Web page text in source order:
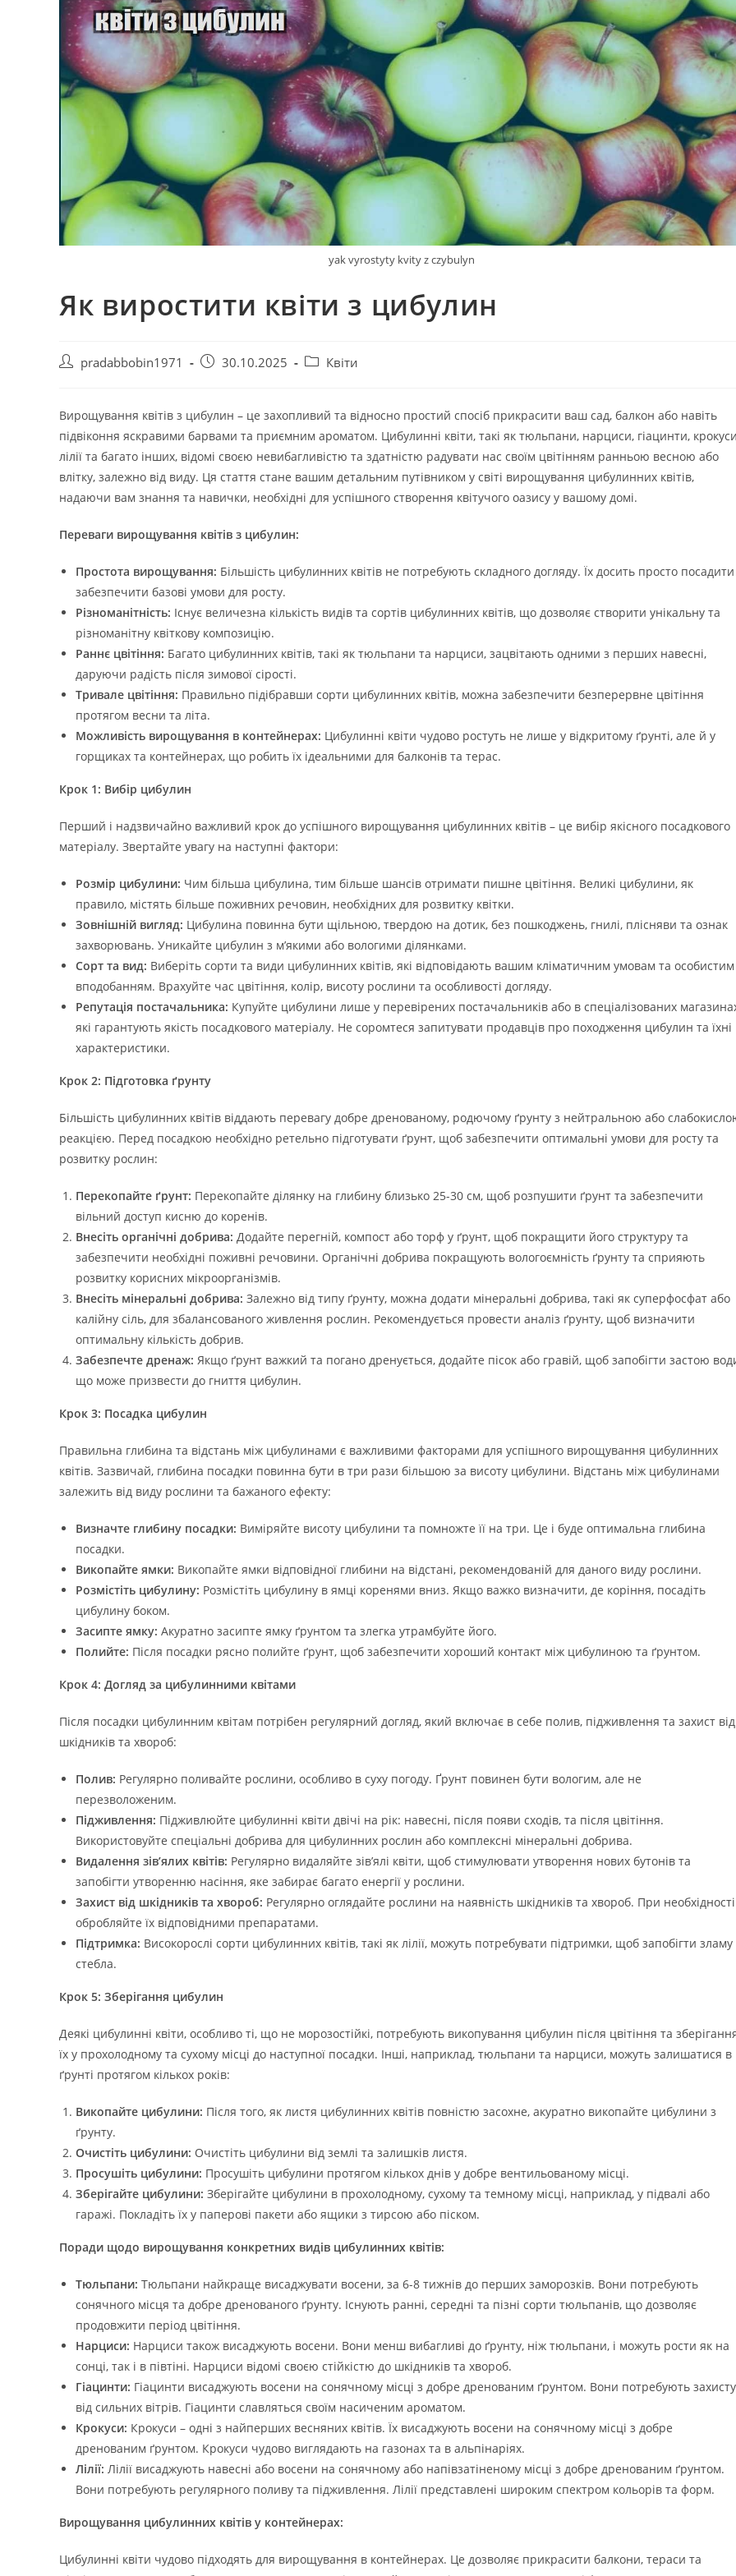
yak vyrostyty kvity z czybulyn
Як виростити квіти з цибулин
Авторpradabbobin1971
Запис30.10.2025
Категорія
Квіти
Вирощування квітів з цибулин – це захопливий та відносно простий спосіб прикрасити ваш сад, балкон або навіть
підвіконня яскравими барвами та приємним ароматом. Цибулинні квіти, такі як тюльпани, нарциси, гіацинти,
лілії та багато інших, відомі своєю невибагливістю та здатністю радувати нас своїм цвітінням ранньою весною або
влітку, залежно від виду. Ця стаття стане вашим детальним путівником у світі вирощування цибулинних квітів,
надаючи вам знання та навички, необхідні для успішного створення квітучого оазису у вашому домі.
Переваги вирощування квітів з цибулин:
Простота вирощування: Більшість цибулинних квітів не потребують складного догляду. Їх досить просто посадити
забезпечити базові умови для росту.
Різноманітність: Існує величезна кількість видів та сортів цибулинних квітів, що дозволяє створити унікальну та
різноманітну квіткову композицію.
Раннє цвітіння: Багато цибулинних квітів, такі як тюльпани та нарциси, зацвітають одними з перших навесні,
даруючи радість після зимової сірості.
Тривале цвітіння: Правильно підібравши сорти цибулинних квітів, можна забезпечити безперервне цвітіння
протягом весни та літа.
Можливість вирощування в контейнерах: Цибулинні квіти чудово ростуть не лише у відкритому ґрунті, але й у
горщиках та контейнерах, що робить їх ідеальними для балконів та терас.
Крок 1: Вибір цибулин
Перший і надзвичайно важливий крок до успішного вирощування цибулинних квітів – це вибір якісного посадкового
матеріалу. Звертайте увагу на наступні фактори:
Розмір цибулини: Чим більша цибулина, тим більше шансів отримати пишне цвітіння. Великі цибулини, як
правило, містять більше поживних речовин, необхідних для розвитку квітки.
Зовнішній вигляд: Цибулина повинна бути щільною, твердою на дотик, без пошкоджень, гнилі, плісняви та ознак
захворювань. Уникайте цибулин з м’якими або вологими ділянками.
Сорт та вид: Виберіть сорти та види цибулинних квітів, які відповідають вашим кліматичним умовам та особистим
вподобанням. Врахуйте час цвітіння, колір, висоту рослини та особливості догляду.
Репутація постачальника: Купуйте цибулини лише у перевірених постачальників або в спеціалізованих
які гарантують якість посадкового матеріалу. Не соромтеся запитувати продавців про походження цибулин та їхні
характеристики.
Крок 2: Підготовка ґрунту
Більшість цибулинних квітів віддають перевагу добре дренованому, родючому ґрунту з нейтральною або
реакцією. Перед посадкою необхідно ретельно підготувати ґрунт, щоб забезпечити оптимальні умови для росту та
розвитку рослин:
Перекопайте ґрунт: Перекопайте ділянку на глибину близько 25-30 см, щоб розпушити ґрунт та забезпечити
вільний доступ кисню до коренів.
Внесіть органічні добрива: Додайте перегній, компост або торф у ґрунт, щоб покращити його структуру та
забезпечити необхідні поживні речовини. Органічні добрива покращують вологоємність ґрунту та сприяють
розвитку корисних мікроорганізмів.
Внесіть мінеральні добрива: Залежно від типу ґрунту, можна додати мінеральні добрива, такі як суперфосфат або
калійну сіль, для збалансованого живлення рослин. Рекомендується провести аналіз ґрунту, щоб визначити
оптимальну кількість добрив.
Забезпечте дренаж: Якщо ґрунт важкий та погано дренується, додайте пісок або гравій, щоб запобігти застою
що може призвести до гниття цибулин.
Крок 3: Посадка цибулин
Правильна глибина та відстань між цибулинами є важливими факторами для успішного вирощування цибулинних
квітів. Зазвичай, глибина посадки повинна бути в три рази більшою за висоту цибулини. Відстань між цибулинами
залежить від виду рослини та бажаного ефекту:
Визначте глибину посадки: Виміряйте висоту цибулини та помножте її на три. Це і буде оптимальна глибина
посадки.
Викопайте ямки: Викопайте ямки відповідної глибини на відстані, рекомендованій для даного виду рослини.
Розмістіть цибулину: Розмістіть цибулину в ямці коренями вниз. Якщо важко визначити, де коріння, посадіть
цибулину боком.
Засипте ямку: Акуратно засипте ямку ґрунтом та злегка утрамбуйте його.
Полийте: Після посадки рясно полийте ґрунт, щоб забезпечити хороший контакт між цибулиною та ґрунтом.
Крок 4: Догляд за цибулинними квітами
Після посадки цибулинним квітам потрібен регулярний догляд, який включає в себе полив, підживлення та захист від
шкідників та хвороб:
Полив: Регулярно поливайте рослини, особливо в суху погоду. Ґрунт повинен бути вологим, але не
перезволоженим.
Підживлення: Підживлюйте цибулинні квіти двічі на рік: навесні, після появи сходів, та після цвітіння.
Використовуйте спеціальні добрива для цибулинних рослин або комплексні мінеральні добрива.
Видалення зів’ялих квітів: Регулярно видаляйте зів’ялі квіти, щоб стимулювати утворення нових бутонів та
запобігти утворенню насіння, яке забирає багато енергії у рослини.
Захист від шкідників та хвороб: Регулярно оглядайте рослини на наявність шкідників та хвороб. При необхідності
обробляйте їх відповідними препаратами.
Підтримка: Високорослі сорти цибулинних квітів, такі як лілії, можуть потребувати підтримки, щоб запобігти зламу
стебла.
Крок 5: Зберігання цибулин
Деякі цибулинні квіти, особливо ті, що не морозостійкі, потребують викопування цибулин після цвітіння та
їх у прохолодному та сухому місці до наступної посадки. Інші, наприклад, тюльпани та нарциси, можуть залишатися в
ґрунті протягом кількох років:
Викопайте цибулини: Після того, як листя цибулинних квітів повністю засохне, акуратно викопайте цибулини з
ґрунту.
Очистіть цибулини: Очистіть цибулини від землі та залишків листя.
Просушіть цибулини: Просушіть цибулини протягом кількох днів у добре вентильованому місці.
Зберігайте цибулини: Зберігайте цибулини в прохолодному, сухому та темному місці, наприклад, у підвалі або
гаражі. Покладіть їх у паперові пакети або ящики з тирсою або піском.
Поради щодо вирощування конкретних видів цибулинних квітів:
Тюльпани: Тюльпани найкраще висаджувати восени, за 6-8 тижнів до перших заморозків. Вони потребують
сонячного місця та добре дренованого ґрунту. Існують ранні, середні та пізні сорти тюльпанів, що дозволяє
продовжити період цвітіння.
Нарциси: Нарциси також висаджують восени. Вони менш вибагливі до ґрунту, ніж тюльпани, і можуть рости як на
сонці, так і в півтіні. Нарциси відомі своєю стійкістю до шкідників та хвороб.
Гіацинти: Гіацинти висаджують восени на сонячному місці з добре дренованим ґрунтом. Вони потребують захисту
від сильних вітрів. Гіацинти славляться своїм насиченим ароматом.
Крокуси: Крокуси – одні з найперших весняних квітів. Їх висаджують восени на сонячному місці з добре
дренованим ґрунтом. Крокуси чудово виглядають на газонах та в альпінаріях.
Лілії: Лілії висаджують навесні або восени на сонячному або напівзатіненому місці з добре дренованим ґрунтом.
Вони потребують регулярного поливу та підживлення. Лілії представлені широким спектром кольорів та форм.
Вирощування цибулинних квітів у контейнерах:
Цибулинні квіти чудово підходять для вирощування в контейнерах. Це дозволяє прикрасити балкони, тераси та